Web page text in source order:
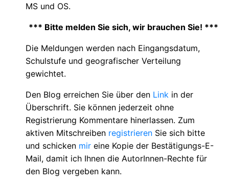
MS und OS.
*** Bitte melden Sie sich, wir brauchen Sie! ***
Die Meldungen werden nach Eingangsdatum,
Schulstufe und geografischer Verteilung
gewichtet.
Den Blog erreichen Sie über den Link in der
Überschrift. Sie können jederzeit ohne
Registrierung Kommentare hinerlassen. Zum
aktiven Mitschreiben registrieren Sie sich bitte
und schicken mir eine Kopie der Bestätigungs-E-
Mail, damit ich Ihnen die AutorInnen-Rechte für
den Blog vergeben kann.